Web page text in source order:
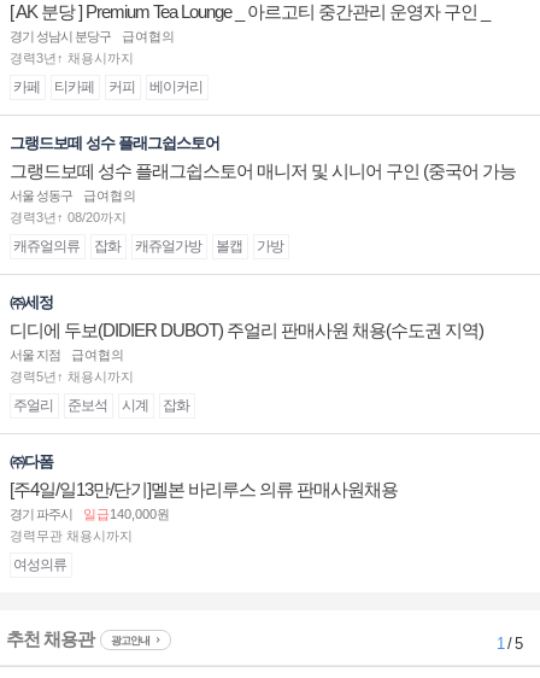
[ AK 분당 ] Premium Tea Lounge _ 아르고티 중간관리 운영자 구인 _
경기 성남시 분당구
급여협의
경력3년↑ 채용시까지
카페 티카페 커피 베이커리
그랭드보떼 성수 플래그쉽스토어
그랭드보떼 성수 플래그쉽스토어 매니저 및 시니어 구인 (중국어 가능
자)
서울 성동구
급여협의
경력3년↑ 08/20까지
캐쥬얼의류 잡화 캐쥬얼가방 볼캡 가방
㈜세정
디디에 두보(DIDIER DUBOT) 주얼리 판매사원 채용(수도권 지역)
서울 지점
급여협의
경력5년↑ 채용시까지
주얼리 준보석 시계 잡화
㈜다폼
[주4일/일13만/단기]멜본 바리루스 의류 판매사원채용
경기 파주시 일급140,000원
경력무관 채용시까지
여성의류
추천 채용관 광고안내 1/ 5